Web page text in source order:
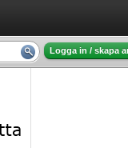
Logga in / skapa